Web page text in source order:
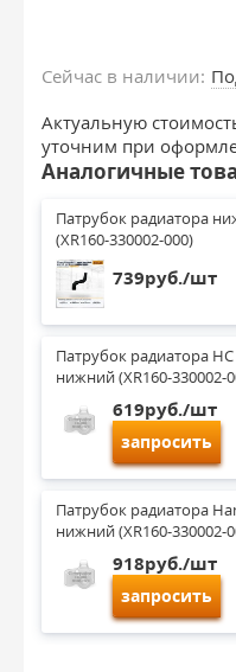
Сейчас в наличии:
Актуальную
уточним при
Аналогичные
Патрубок радиатора
(XR160-330002-000)
739руб./шт
Патрубок радиатора HC
нижний (XR160-330002-
619руб./шт
запросить
Патрубок радиатора
нижний (XR160-330002-
918руб./шт
запросить